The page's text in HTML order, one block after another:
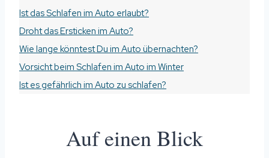
Ist das Schlafen im Auto erlaubt?
Droht das Ersticken im Auto?
Wie lange könntest Du im Auto übernachten?
Vorsicht beim Schlafen im Auto im Winter
Ist es gefährlich im Auto zu schlafen?
Auf einen Blick